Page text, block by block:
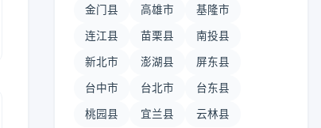
金门县 高雄市 基隆市
连江县 苗栗县 南投县
新北市 澎湖县 屏东县
台中市 台北市 台东县
桃园县 宜兰县 云林县